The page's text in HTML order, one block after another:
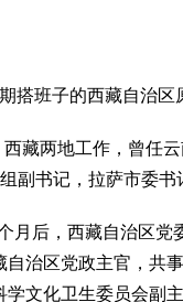
班子的西藏自治区
两地工作，曾任云
副书记，拉萨市委书
后，西藏自治区党
治区党政主官，共
文化卫生委员会副